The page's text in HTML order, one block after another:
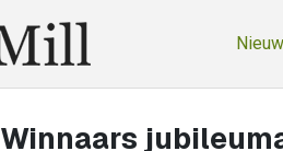
Winnaars